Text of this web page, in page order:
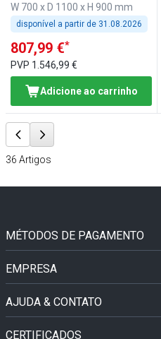
W 700 x D 1100 x H 900 mm
disponível a partir de 31.08.2026
807,99 €*
PVP 1.546,99 €
Adicione ao carrinho
36 Artigos
MÉTODOS DE PAGAMENTO
EMPRESA
AJUDA & CONTATO
CERTIFICADOS